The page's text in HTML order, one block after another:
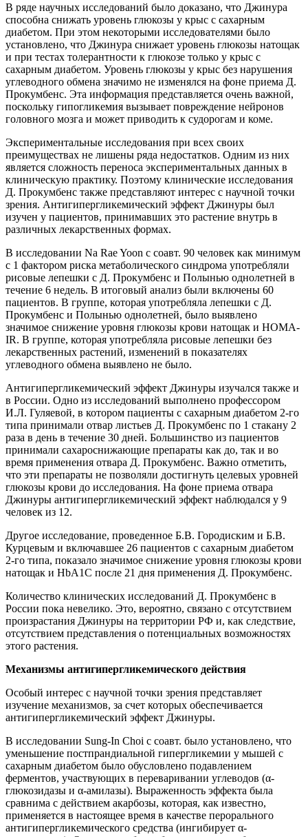
В ряде научных исследований было доказано, что Джинура
способна снижать уровень глюкозы у крыс с сахарным
диабетом. При этом некоторыми исследователями было
установлено, что Джинура снижает уровень глюкозы натощак
и при тестах толерантности к глюкозе только у крыс с
сахарным диабетом. Уровень глюкозы у крыс без нарушения
углеводного обмена значимо не изменялся на фоне приема Д.
Прокумбенс. Эта информация представляется очень важной,
поскольку гипогликемия вызывает повреждение нейронов
головного мозга и может приводить к судорогам и коме.
Экспериментальные исследования при всех своих
преимуществах не лишены ряда недостатков. Одним из них
является сложность переноса экспериментальных данных в
клиническую практику. Поэтому клинические исследования
Д. Прокумбенс также представляют интерес с научной точки
зрения. Антигипергликемический эффект Джинуры был
изучен у пациентов, принимавших это растение внутрь в
различных лекарственных формах.
В исследовании Na Rae Yoon с соавт. 90 человек как минимум
с 1 фактором риска метаболического синдрома употребляли
рисовые лепешки с Д. Прокумбенс и Полынью однолетней в
течение 6 недель. В итоговый анализ были включены 60
пациентов. В группе, которая употребляла лепешки с Д.
Прокумбенс и Полынью однолетней, было выявлено
значимое снижение уровня глюкозы крови натощак и HOMA-
IR. В группе, которая употребляла рисовые лепешки без
лекарственных растений, изменений в показателях
углеводного обмена выявлено не было.
Антигипергликемический эффект Джинуры изучался также и
в России. Одно из исследований выполнено профессором
И.Л. Гуляевой, в котором пациенты с сахарным диабетом 2-го
типа принимали отвар листьев Д. Прокумбенс по 1 стакану 2
раза в день в течение 30 дней. Большинство из пациентов
принимали сахароснижающие препараты как до, так и во
время применения отвара Д. Прокумбенс. Важно отметить,
что эти препараты не позволяли достигнуть целевых уровней
глюкозы крови до исследования. На фоне приема отвара
Джинуры антигипергликемический эффект наблюдался у 9
человек из 12.
Другое исследование, проведенное Б.В. Городиским и Б.В.
Курцевым и включавшее 26 пациентов с сахарным диабетом
2-го типа, показало значимое снижение уровня глюкозы крови
натощак и HbA1C после 21 дня применения Д. Прокумбенс.
Количество клинических исследований Д. Прокумбенс в
России пока невелико. Это, вероятно, связано с отсутствием
произрастания Джинуры на территории РФ и, как следствие,
отсутствием представления о потенциальных возможностях
этого растения.
Механизмы антигипергликемического действия
Особый интерес с научной точки зрения представляет
изучение механизмов, за счет которых обеспечивается
антигипергликемический эффект Джинуры.
В исследовании Sung-In Choi с соавт. было установлено, что
уменьшение постпрандиальной гипергликемии у мышей с
сахарным диабетом было обусловлено подавлением
ферментов, участвующих в переваривании углеводов (α-
глюкозидазы и α-амилазы). Выраженность эффекта была
сравнима с действием акарбозы, которая, как известно,
применяется в настоящее время в качестве перорального
антигипергликемического средства (ингибирует α-